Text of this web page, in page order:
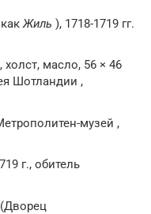
Жиль ), 1718-1719 гг.
, холст, масло, 56 × 46
Шотландии ,
музей ,
г., обитель